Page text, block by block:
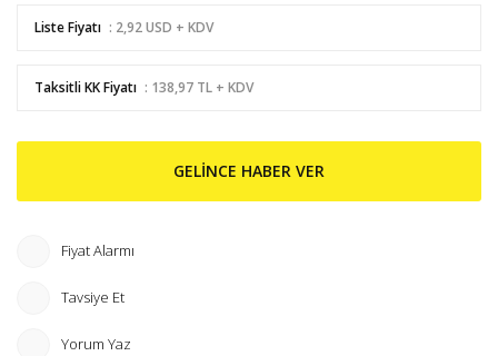
Liste Fiyatı : 2,92 USD + KDV
Taksitli KK Fiyatı : 138,97 TL + KDV
GELİNCE HABER VER
Fiyat Alarmı
Tavsiye Et
Yorum Yaz